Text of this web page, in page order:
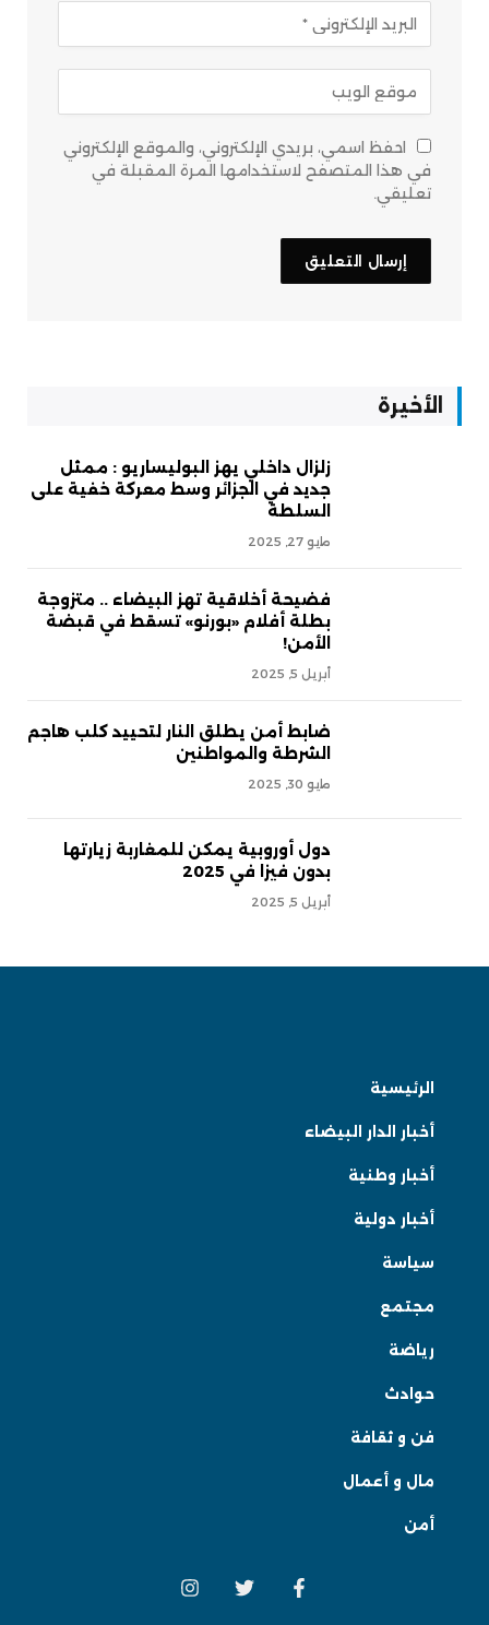
احفظ اسمي، بريدي الإلكتروني، والموقع الإلكتروني
في هذا المتصفح لاستخدامها المرة المقبلة في
تعليقي.
الأخيرة
زلزال داخلي يهز البوليساريو : ممثل
جديد في الجزائر وسط معركة خفية على
السلطة
مايو 27, 2025
فضيحة أخلاقية تهز البيضاء .. متزوجة
بطلة أفلام «بورنو» تسقط في قبضة
الأمن!
أبريل 5, 2025
ضابط أمن يطلق النار لتحييد كلب هاجم
الشرطة والمواطنين
مايو 30, 2025
دول أوروبية يمكن للمغاربة زيارتها
بدون فيزا في 2025
أبريل 5, 2025
الرئيسية
أخبار الدار البيضاء
أخبار وطنية
أخبار دولية
سياسة
مجتمع
رياضة
حوادث
فن و ثقافة
مال و أعمال
أمن